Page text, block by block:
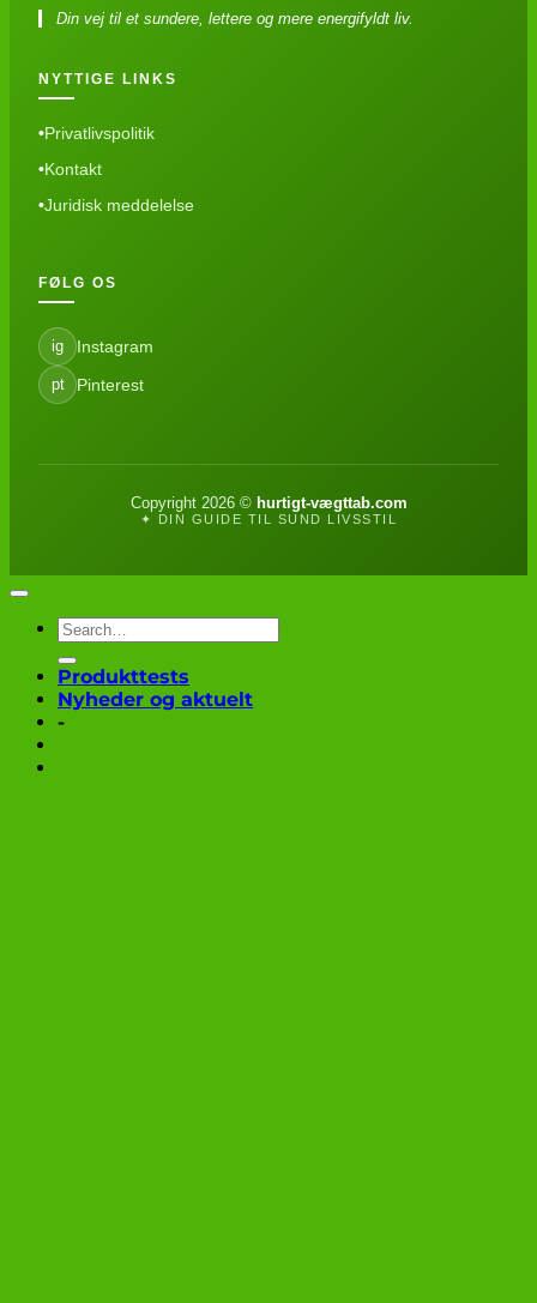
Din vej til et sundere, lettere og mere energifyldt liv.
NYTTIGE LINKS
Privatlivspolitik
Kontakt
Juridisk meddelelse
FØLG OS
ig Instagram
pt Pinterest
Copyright 2026 © hurtigt-vægttab.com
✦ DIN GUIDE TIL SUND LIVSSTIL
Produkttests
Nyheder og aktuelt
-